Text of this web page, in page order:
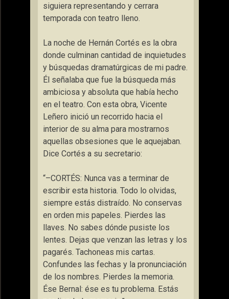
siguiera representando y cerrara
temporada con teatro lleno.
La noche de Hernán Cortés es la obra
donde culminan cantidad de inquietudes
y búsquedas dramatúrgicas de mi padre.
Él señalaba que fue la búsqueda más
ambiciosa y absoluta que había hecho
en el teatro. Con esta obra, Vicente
Leñero inició un recorrido hacia el
interior de su alma para mostrarnos
aquellas obsesiones que le aquejaban.
Dice Cortés a su secretario:
“–CORTÉS: Nunca vas a terminar de
escribir esta historia. Todo lo olvidas,
siempre estás distraído. No conservas
en orden mis papeles. Pierdes las
llaves. No sabes dónde pusiste los
lentes. Dejas que venzan las letras y los
pagarés. Tachoneas mis cartas.
Confundes las fechas y la pronunciación
de los nombres. Pierdes la memoria.
Ése Bernal: ése es tu problema. Estás